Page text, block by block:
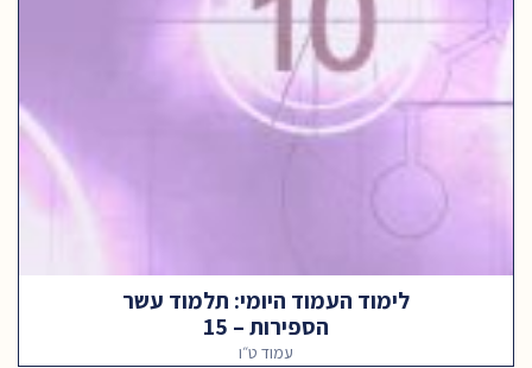
לימוד העמוד היומי: תלמוד עשר
הספירות – 15
עמוד ט״ו